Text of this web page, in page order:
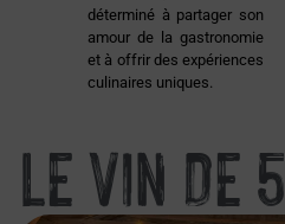
déterminé à partager son
amour de la gastronomie
et à offrir des expériences
culinaires uniques.
LE VIN DE 5